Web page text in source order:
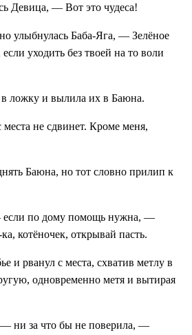
Девица, — Вот это чудеса!
улыбнулась Баба-Яга, — Зелёное
уходить без твоей на то воли
ложку и вылила их в Баюна.
не сдвинет. Кроме меня,
Баюна, но тот словно прилип к
по дому помощь нужна, —
котёночек, открывай пасть.
и рванул с места, схватив метлу в
одновременно метя и вытирая
ни за что бы не поверила, —